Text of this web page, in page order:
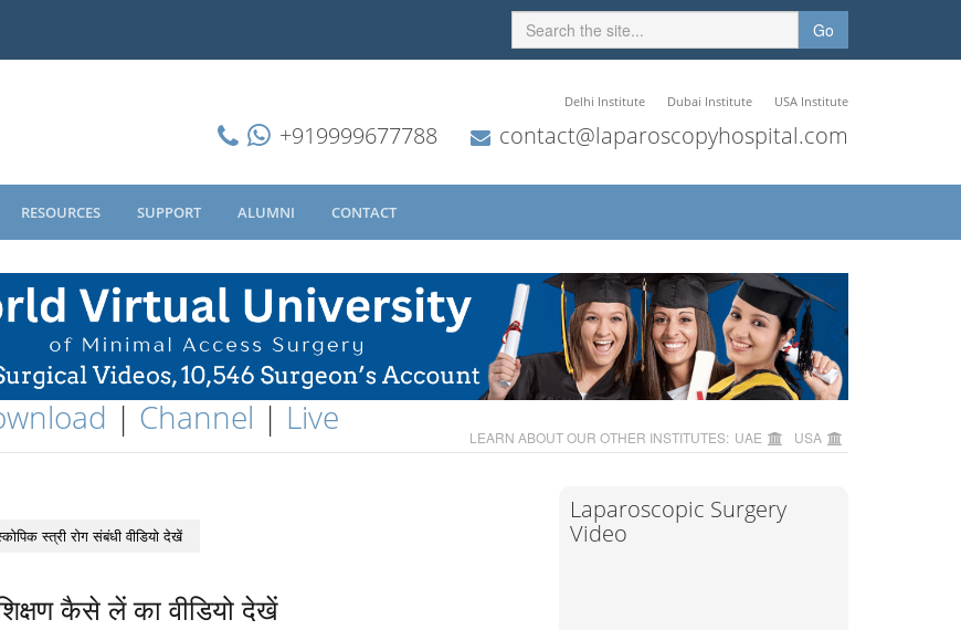
Go
Delhi Institute Dubai Institute USA Institute
+919999677788 contact@laparoscopyhospital.com
RESOURCES SUPPORT ALUMNI CONTACT
| Channel | Live LEARN ABOUT OUR OTHER INSTITUTES: UAE USA
स्त्री रोग संबंधी वीडियो देखें
कैसे लें का वीडियो देखें
Laparoscopic Surgery
Video